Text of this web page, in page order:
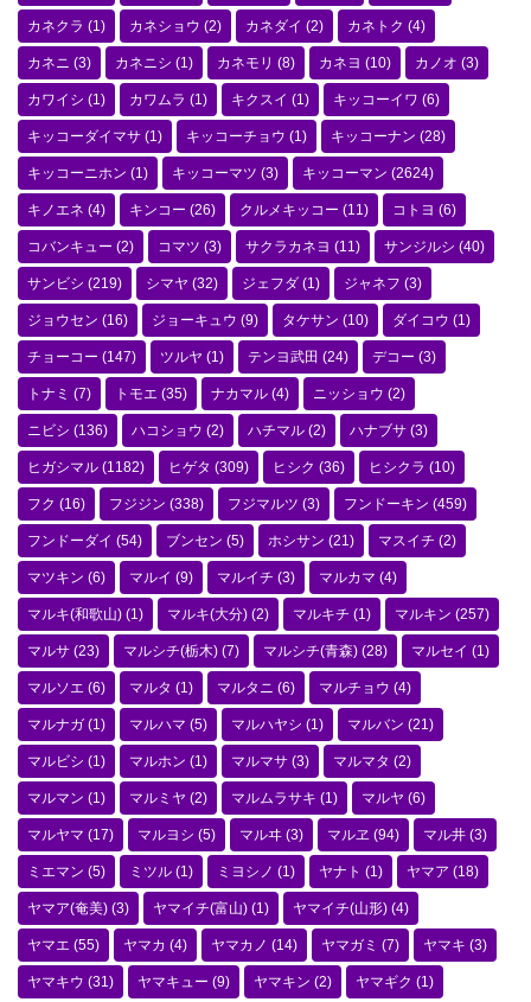
カネクラ (1) カネショウ (2) カネダイ (2) カネトク (4)
カネニ (3) カネニシ (1) カネモリ (8) カネヨ (10) カノオ (3)
カワイシ (1) カワムラ (1) キクスイ (1) キッコーイワ (6)
キッコーダイマサ (1) キッコーチョウ (1) キッコーナン (28)
キッコーニホン (1) キッコーマツ (3) キッコーマン (2624)
キノエネ (4) キンコー (26) クルメキッコー (11) コトヨ (6)
コバンキュー (2) コマツ (3) サクラカネヨ (11) サンジルシ (40)
サンビシ (219) シマヤ (32) ジェフダ (1) ジャネフ (3)
ジョウセン (16) ジョーキュウ (9) タケサン (10) ダイコウ (1)
チョーコー (147) ツルヤ (1) テンヨ武田 (24) デコー (3)
トナミ (7) トモエ (35) ナカマル (4) ニッショウ (2)
ニビシ (136) ハコショウ (2) ハチマル (2) ハナブサ (3)
ヒガシマル (1182) ヒゲタ (309) ヒシク (36) ヒシクラ (10)
フク (16) フジジン (338) フジマルツ (3) フンドーキン (459)
フンドーダイ (54) ブンセン (5) ホシサン (21) マスイチ (2)
マツキン (6) マルイ (9) マルイチ (3) マルカマ (4)
マルキ(和歌山) (1) マルキ(大分) (2) マルキチ (1) マルキン (257)
マルサ (23) マルシチ(栃木) (7) マルシチ(青森) (28) マルセイ (1)
マルソエ (6) マルタ (1) マルタニ (6) マルチョウ (4)
マルナガ (1) マルハマ (5) マルハヤシ (1) マルバン (21)
マルビシ (1) マルホン (1) マルマサ (3) マルマタ (2)
マルマン (1) マルミヤ (2) マルムラサキ (1) マルヤ (6)
マルヤマ (17) マルヨシ (5) マルヰ (3) マルヱ (94) マル井 (3)
ミエマン (5) ミツル (1) ミヨシノ (1) ヤナト (1) ヤマア (18)
ヤマア(奄美) (3) ヤマイチ(富山) (1) ヤマイチ(山形) (4)
ヤマエ (55) ヤマカ (4) ヤマカノ (14) ヤマガミ (7) ヤマキ (3)
ヤマキウ (31) ヤマキュー (9) ヤマキン (2) ヤマギク (1)